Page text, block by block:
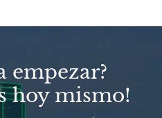
empezar?
hoy mismo!